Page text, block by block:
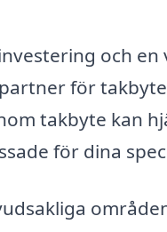
och
för
takbyte kan
för dina